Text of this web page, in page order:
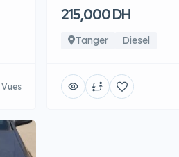
215,000 DH
Tanger Diesel